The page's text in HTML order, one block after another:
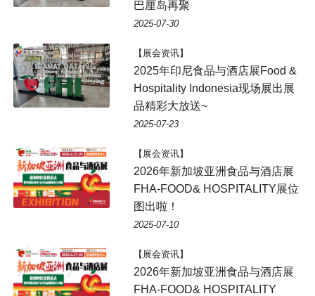
巴厘岛再聚
2025-07-30
【展会资讯】
2025年印尼食品与酒店展Food &
Hospitality Indonesia现场展出展
品精彩大放送~
2025-07-23
【展会资讯】
2026年新加坡亚洲食品与酒店展
FHA-FOOD& HOSPITALITY展位
图出啦！
2025-07-10
【展会资讯】
2026年新加坡亚洲食品与酒店展
FHA-FOOD& HOSPITALITY